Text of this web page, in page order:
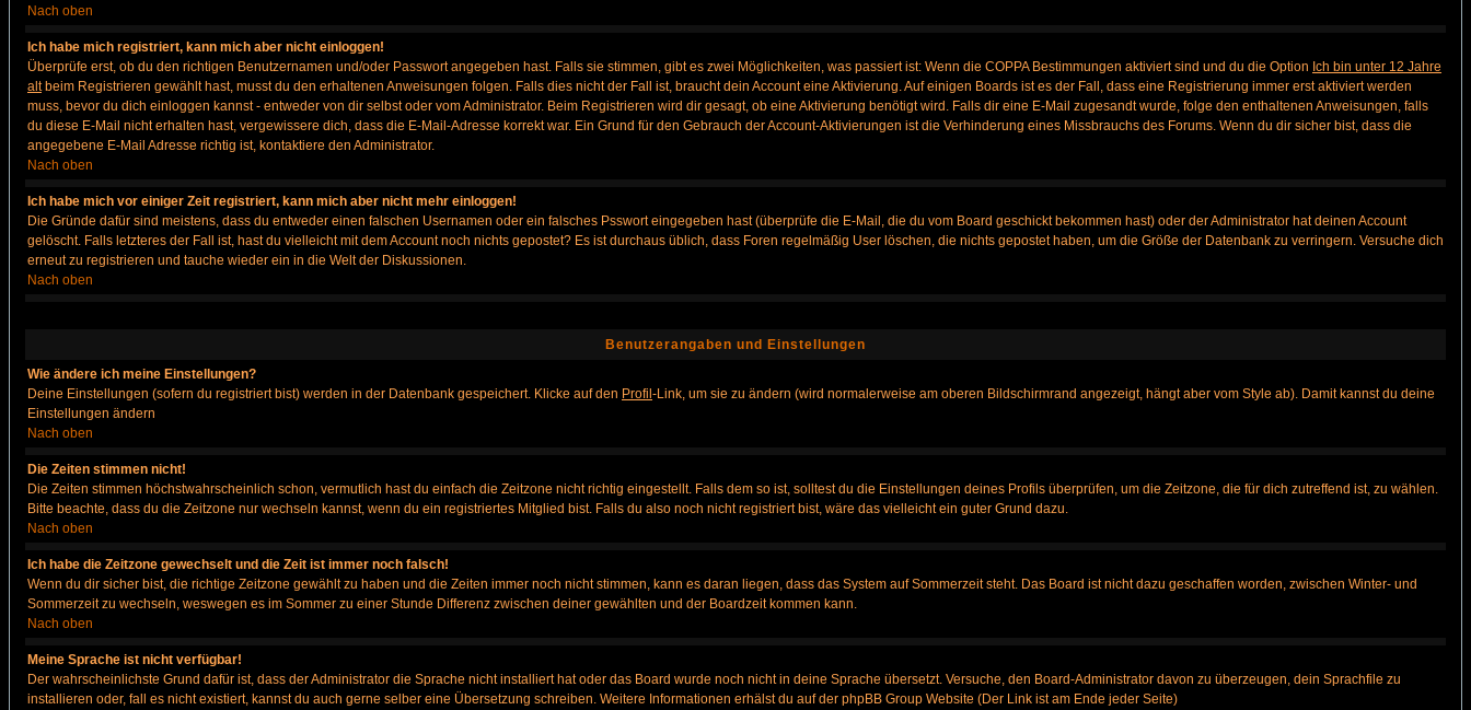
Nach oben
Ich habe mich registriert, kann mich aber nicht einloggen!
Überprüfe erst, ob du den richtigen Benutzernamen und/oder Passwort angegeben hast. Falls sie stimmen, gibt es zwei Möglichkeiten, was passiert ist: Wenn die COPPA Bestimmungen aktiviert sind und du die Option Ich bin unter 12 Jahre
altbeim Registrieren gewählt hast, musst du den erhaltenen Anweisungen folgen. Falls dies nicht der Fall ist, braucht dein Account eine Aktivierung. Auf einigen Boards ist es der Fall, dass eine Registrierung immer erst aktiviert werden
muss, bevor du dich einloggen kannst - entweder von dir selbst oder vom Administrator. Beim Registrieren wird dir gesagt, ob eine Aktivierung benötigt wird. Falls dir eine E-Mail zugesandt wurde, folge den enthaltenen Anweisungen, falls
du diese E-Mail nicht erhalten hast, vergewissere dich, dass die E-Mail-Adresse korrekt war. Ein Grund für den Gebrauch der Account-Aktivierungen ist die Verhinderung eines Missbrauchs des Forums. Wenn du dir sicher bist, dass die
angegebene E-Mail Adresse richtig ist, kontaktiere den Administrator.
Nach oben
Ich habe mich vor einiger Zeit registriert, kann mich aber nicht mehr einloggen!
Die Gründe dafür sind meistens, dass du entweder einen falschen Usernamen oder ein falsches Psswort eingegeben hast (überprüfe die E-Mail, die du vom Board geschickt bekommen hast) oder der Administrator hat deinen Account
gelöscht. Falls letzteres der Fall ist, hast du vielleicht mit dem Account noch nichts gepostet? Es ist durchaus üblich, dass Foren regelmäßig User löschen, die nichts gepostet haben, um die Größe der Datenbank zu verringern. Versuche dich
erneut zu registrieren und tauche wieder ein in die Welt der Diskussionen.
Nach oben
Benutzerangaben und Einstellungen
Wie ändere ich meine Einstellungen?
Deine Einstellungen (sofern du registriert bist) werden in der Datenbank gespeichert. Klicke auf den Profil -Link, um sie zu ändern (wird normalerweise am oberen Bildschirmrand angezeigt, hängt aber vom Style ab). Damit kannst du deine
Einstellungen ändern
Nach oben
Die Zeiten stimmen nicht!
Die Zeiten stimmen höchstwahrscheinlich schon, vermutlich hast du einfach die Zeitzone nicht richtig eingestellt. Falls dem so ist, solltest du die Einstellungen deines Profils überprüfen, um die Zeitzone, die für dich zutreffend ist, zu wählen.
Bitte beachte, dass du die Zeitzone nur wechseln kannst, wenn du ein registriertes Mitglied bist. Falls du also noch nicht registriert bist, wäre das vielleicht ein guter Grund dazu.
Nach oben
Ich habe die Zeitzone gewechselt und die Zeit ist immer noch falsch!
Wenn du dir sicher bist, die richtige Zeitzone gewählt zu haben und die Zeiten immer noch nicht stimmen, kann es daran liegen, dass das System auf Sommerzeit steht. Das Board ist nicht dazu geschaffen worden, zwischen Winter- und
Sommerzeit zu wechseln, weswegen es im Sommer zu einer Stunde Differenz zwischen deiner gewählten und der Boardzeit kommen kann.
Nach oben
Meine Sprache ist nicht verfügbar!
Der wahrscheinlichste Grund dafür ist, dass der Administrator die Sprache nicht installiert hat oder das Board wurde noch nicht in deine Sprache übersetzt. Versuche, den Board-Administrator davon zu überzeugen, dein Sprachfile zu
installieren oder, fall es nicht existiert, kannst du auch gerne selber eine Übersetzung schreiben. Weitere Informationen erhälst du auf der phpBB Group Website (Der Link ist am Ende jeder Seite)